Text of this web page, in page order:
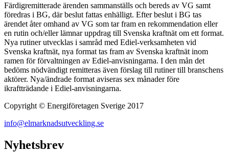
Färdigremitterade ärenden sammanställs och bereds av VG samt
föredras i BG, där beslut fattas enhälligt. Efter beslut i BG tas
ärendet åter omhand av VG som tar fram en rekommendation eller
en rutin och/eller lämnar uppdrag till Svenska kraftnät om ett format.
Nya rutiner utvecklas i samråd med Ediel-verksamheten vid
Svenska kraftnät, nya format tas fram av Svenska kraftnät inom
ramen för förvaltningen av Ediel-anvisningarna. I den mån det
bedöms nödvändigt remitteras även förslag till rutiner till branschens
aktörer. Nya/ändrade format aviseras sex månader före
ikraftträdande i Ediel-anvisningarna.
Copyright © Energiföretagen Sverige 2017
info@elmarknadsutveckling.se
Nyhetsbrev